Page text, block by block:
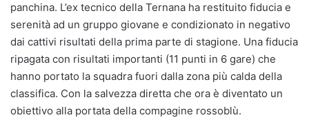
panchina. L’ex tecnico della Ternana ha restituito fiducia e
serenità ad un gruppo giovane e condizionato in negativo
dai cattivi risultati della prima parte di stagione. Una fiducia
ripagata con risultati importanti (11 punti in 6 gare) che
hanno portato la squadra fuori dalla zona più calda della
classifica. Con la salvezza diretta che ora è diventato un
obiettivo alla portata della compagine rossoblù.